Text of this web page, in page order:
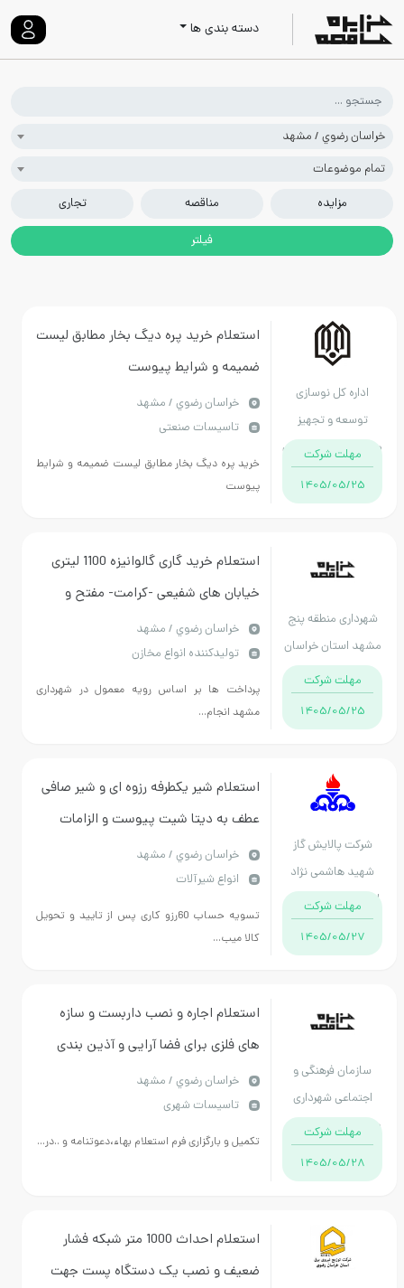
دسته بندی ها
رضوي / مشهد
موضوعات
کل نوسازی
توسعه و تجهیز
استان خراسان
مهلت شرکت
1405/05/25
استعلام خرید پره دیگ بخار مطابق لیست
ضمیمه و شرایط پیوست
خراسان رضوي / مشهد
تاسیسات صنعتی
خرید پره دیگ بخار مطابق لیست ضمیمه و شرایط
منطقه پنج
استان خراسان
رضوی
مهلت شرکت
1405/05/25
استعلام خرید گاری گالوانیزه 1100 لیتری
خیابان های شفیعی -کرامت- مفتح و
رحیمی(تجدید)(تکمیل و بارگذاری فایل
های پیوست الزامی می باشد)
خراسان رضوي / مشهد
تولیدکننده انواع مخازن
پرداخت ها بر اساس رویه معمول در شهرداری
مشهد انجام...
پالایش گاز
هاشمی نژاد
خراسان رضوی
مهلت شرکت
1405/05/27
استعلام شیر یکطرفه رزوه ای و شیر صافی
عطف به دیتا شیت پیوست و الزامات
خراسان رضوي / مشهد
انواع شیرآلات
تسویه حساب 60رزو کاری پس از تایید و تحویل
کالا میب...
فرهنگی و
شهرداری
استان خراسان
مهلت شرکت
1405/05/28
استعلام اجاره و نصب داربست و سازه
های فلزی برای فضا آرایی و آذین بندی
شهری طبق مفاد استعلام بهاء پیوست-
نوبت دوم
خراسان رضوي / مشهد
تاسیسات شهری
تکمیل و بارگزاری فرم استعلام بهاء،دعوتنامه و ..در...
استعلام احداث 1000 متر شبکه فشار
ضعیف و نصب یک دستگاه پست جهت